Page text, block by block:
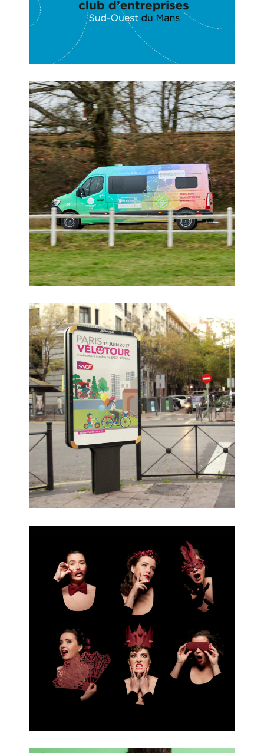
Booster de la Mission Locale
Vélotour Paris
Musica 2019